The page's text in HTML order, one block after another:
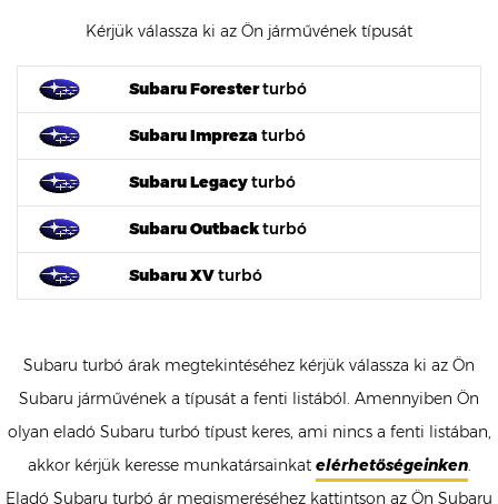
Kérjük válassza ki az Ön járművének típusát
Subaru Foresterturbó
Subaru Impreza turbó
Subaru Legacyturbó
Subaru Outbackturbó
Subaru XVturbó
Subaru turbó árak megtekintéséhez kérjük válassza ki az Ön
Subaru járművének a típusát a fenti listából. Amennyiben Ön
olyan eladó Subaru turbó típust keres, ami nincs a fenti listában,
akkor kérjük keresse munkatársainkat elérhetőségeinken.
Eladó Subaru turbó ár megismeréséhez kattintson az Ön Subaru